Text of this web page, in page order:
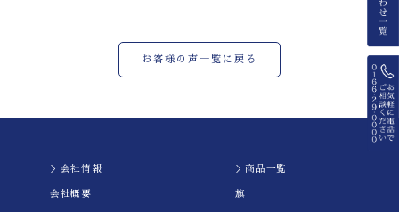
お客様の声一覧に戻る
＞会社情報
会社概要
＞商品一覧
旗